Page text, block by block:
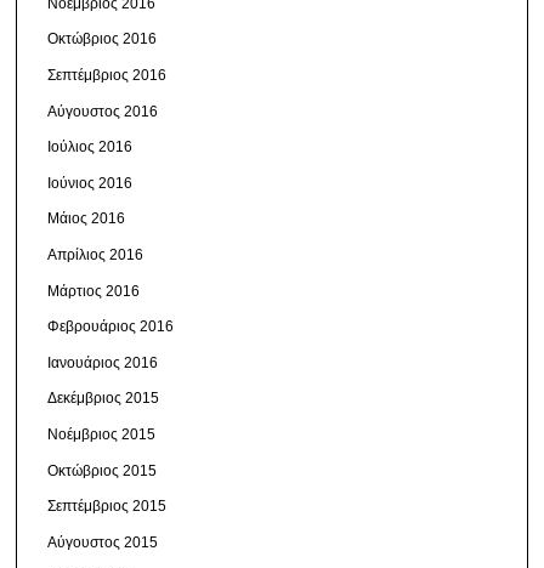
Οκτώβριος 2016
Σεπτέμβριος 2016
Αύγουστος 2016
Ιούλιος 2016
Ιούνιος 2016
Μάιος 2016
Απρίλιος 2016
Μάρτιος 2016
Φεβρουάριος 2016
Ιανουάριος 2016
Δεκέμβριος 2015
Νοέμβριος 2015
Οκτώβριος 2015
Σεπτέμβριος 2015
Αύγουστος 2015